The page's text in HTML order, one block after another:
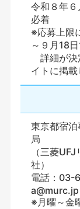
令和８年
必着
※応募上限
～９月18
詳細が決
イトに掲載
東京都宿
局
（三菱
社）
電話：
a@murc.jp
※月曜～金